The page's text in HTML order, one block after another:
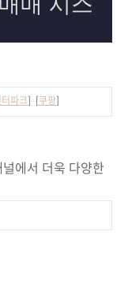
파크] [쿠팡]
에서 더욱 다양한